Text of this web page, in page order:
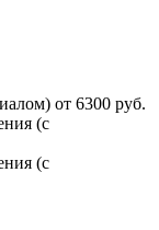
от 6300 руб.
(с
(с